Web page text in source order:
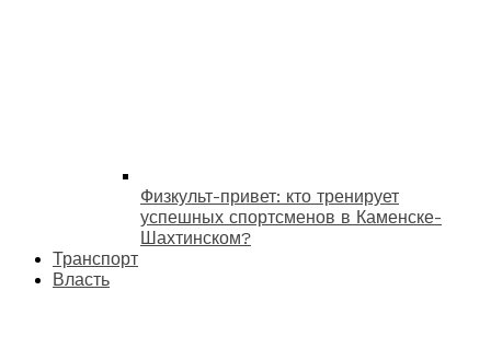
Физкульт-привет: кто тренирует
успешных спортсменов в Каменске-
Шахтинском?
Транспорт
Власть